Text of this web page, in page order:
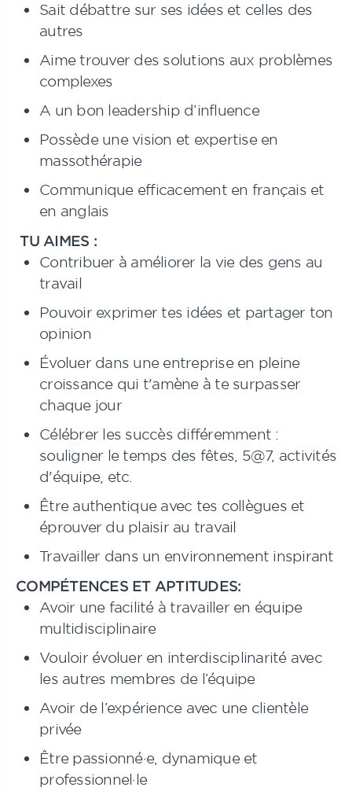
Sait débattre sur ses idées et celles des
autres
Aime trouver des solutions aux problèmes
complexes
A un bon leadership d’influence
Possède une vision et expertise en
massothérapie
Communique efficacement en français et
en anglais
TU AIMES :
Contribuer à améliorer la vie des gens au
travail
Pouvoir exprimer tes idées et partager ton
opinion
Évoluer dans une entreprise en pleine
croissance qui t'amène à te surpasser
chaque jour
Célébrer les succès différemment :
souligner le temps des fêtes, 5@7, activités
d'équipe, etc.
Être authentique avec tes collègues et
éprouver du plaisir au travail
Travailler dans un environnement inspirant
COMPÉTENCES ET APTITUDES:
Avoir une facilité à travailler en équipe
multidisciplinaire
Vouloir évoluer en interdisciplinarité avec
les autres membres de l’équipe
Avoir de l’expérience avec une clientèle
privée
Être passionné·e, dynamique et
professionnel·le